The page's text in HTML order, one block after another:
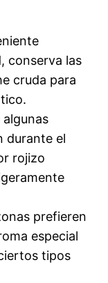
conserva las
cruda para
algunas
durante el
rojizo
prefieren
especial
tipos